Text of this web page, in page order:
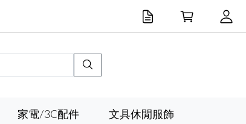
家電/3C配件 文具休閒服飾